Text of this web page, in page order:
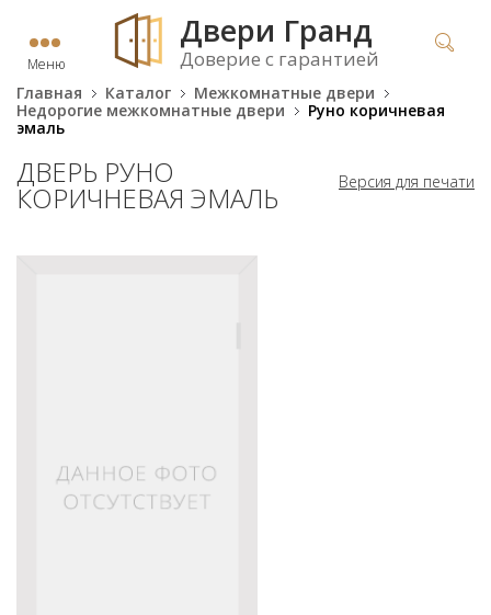
Меню
Двери Гранд
Доверие с гарантией
Главная Каталог
Межкомнатные двери
Недорогие межкомнатные двери
Руно коричневая
эмаль
Версия для печати
ДВЕРЬ РУНО
КОРИЧНЕВАЯ ЭМАЛЬ